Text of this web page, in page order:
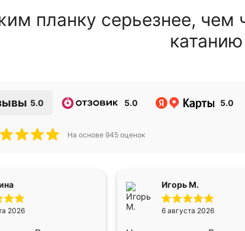
планку серьезнее, чем
катанию
5.0 5.0 5.0
На основе 945 оценок
2026
Игорь М.
6 августа 2026